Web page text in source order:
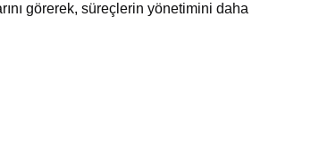
görerek, süreçlerin yönetimini daha